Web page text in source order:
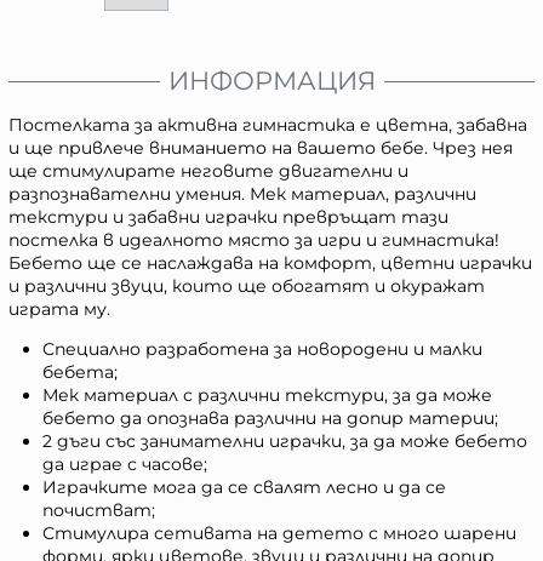
ИНФОРМАЦИЯ
Постелката за активна гимнастика е цветна, забавна
и ще привлече вниманието на вашето бебе. Чрез нея
ще стимулирате неговите двигателни и
разпознавателни умения. Мек материал, различни
текстури и забавни играчки превръщат тази
постелка в идеалното място за игри и гимнастика!
Бебето ще се наслаждава на комфорт, цветни играчки
и различни звуци, които ще обогатят и окуражат
играта му.
Специално разработена за новородени и малки
бебета;
Мек материал с различни текстури, за да може
бебето да опознава различни на допир материи;
2 дъги със занимателни играчки, за да може бебето
да играе с часове;
Играчките мога да се свалят лесно и да се
почистват;
Стимулира сетивата на детето с много шарени